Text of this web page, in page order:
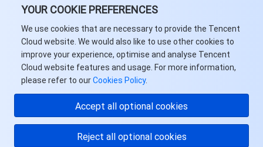
YOUR COOKIE PREFERENCES
We use cookies that are necessary to provide the Tencent
Cloud website. We would also like to use other cookies to
improve your experience, optimise and analyse Tencent
Cloud website features and usage. For more information,
please refer to ourCookies Policy.
Accept all optional cookies
Reject all optional cookies
多模态智能数据湖 TCLake
腾讯混元大模型
大模型服务平台 TokenHub
消息队列 Pulsar 版
消息队列 MQTT 版
消息队列 CMQ 版
消息队列 CMQ
邮件推送
实时音视频
实时互动-教育版
实时互动-工业能源版
游戏多媒体引擎
媒体直播
媒体包装
媒体传输
云直播
媒体点播
直播录制
媒体处理
媒体处理
应用云渲染
视频终端SDK
直播 SDK
教育服务